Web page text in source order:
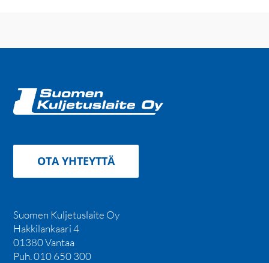
OTA YHTEYTTÄ
Suomen Kuljetuslaite Oy
Hakkilankaari 4
01380 Vantaa
Puh. 010 650 300